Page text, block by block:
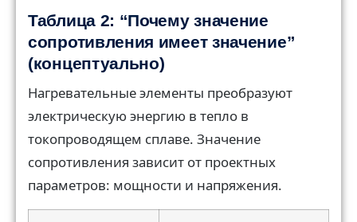
Таблица 2: “Почему значение
сопротивления имеет значение”
(концептуально)
Нагревательные элементы преобразуют
электрическую энергию в тепло в
токопроводящем сплаве. Значение
сопротивления зависит от проектных
параметров: мощности и напряжения.